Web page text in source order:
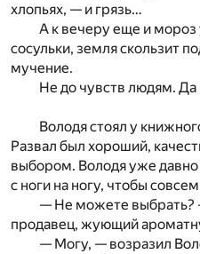
хлопьях, — и грязь…
А к вечеру еще и мороз
сосульки, земля скользит
мучение.
Не до чувств людям. Да
Володя стоял у
Развал был хороший,
выбором. Володя уже давно
с ноги на ногу, чтобы
— Не можете выбрать?
продавец, жующий
— Могу, — возразил